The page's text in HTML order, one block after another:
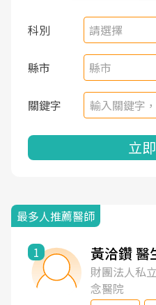
科別 請選擇
縣市 縣市
關鍵字
立
最多人推薦醫師
1 黃洽鑽 醫
財團法人私
念醫院